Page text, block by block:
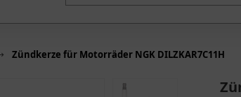
Zündkerze für Motorräder NGK DILZKAR7C11H